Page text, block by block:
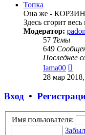
Топка
Она же -
Здесь сгорит
Модератор:
57 Темы
649
Последнее
Iama00
к
28 мар
Вход •
Имя пользователя: